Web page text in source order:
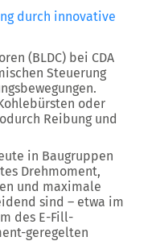
durch innovative
(BLDC) bei CDA
Steuerung
oder
Reibung und
in Baugruppen
Drehmoment,
und maximale
sind – etwa im
des E-Fill-
geregelten